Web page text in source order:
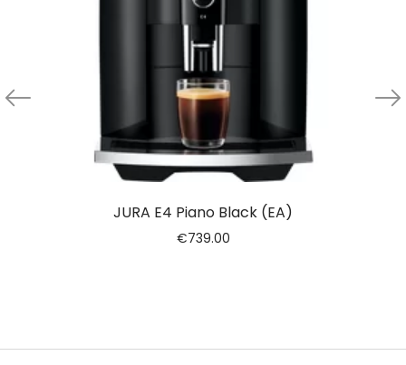
JURA E4 Piano Black (EA)
€739.00